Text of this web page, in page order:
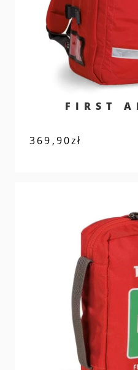
FIRST
369,90zł